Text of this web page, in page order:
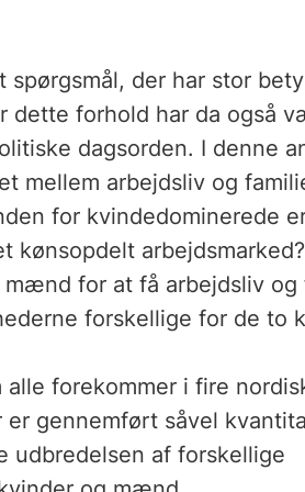
der har stor
dette forhold har da også
dagsorden. I denne
mellem arbejdsliv og
for kvindedominerede
kønsopdelt arbejdsmarked?
for at få arbejdsliv og
forskellige for de to
forekommer i fire
gennemført såvel
udbredelsen af forskellige